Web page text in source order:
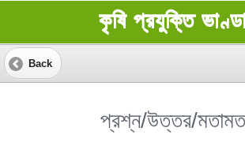
কৃষি প্রযুক্তি
Back
প্রশ্ন/উত্তর/মতামত